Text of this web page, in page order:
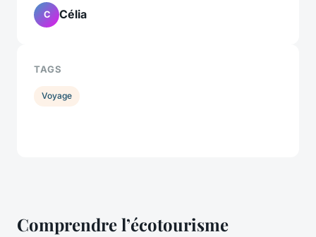
Comprendre l’écotourisme
C Célia
TAGS
Voyage